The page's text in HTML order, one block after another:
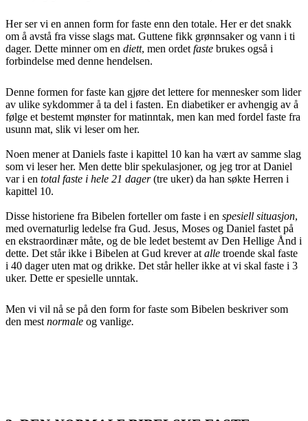
Her ser vi en annen form for faste enn den totale. Her er det snakk
om å avstå fra visse slags mat. Guttene fikk grønnsaker og vann i ti
dager. Dette minner om en diett, men ordetfaste brukes også i
forbindelse med denne hendelsen.
Denne formen for faste kan gjøre det lettere for mennesker som lider
av ulike sykdommer å ta del i fasten. En diabetiker er avhengig av å
følge et bestemt mønster for matinntak, men kan med fordel faste fra
usunn mat, slik vi leser om her.
Noen mener at Daniels faste i kapittel 10 kan ha vært av samme slag
som vi leser her. Men dette blir spekulasjoner, og jeg tror at Daniel
var i en total faste i hele 21 dager(tre uker) da han søkte Herren i
kapittel 10.
Disse historiene fra Bibelen forteller om faste i en spesiell situasjon,
med overnaturlig ledelse fra Gud. Jesus, Moses og Daniel fastet på
en ekstraordinær måte, og de ble ledet bestemt av Den Hellige Ånd i
dette. Det står ikke i Bibelen at Gud krever at alle troende skal faste
i 40 dager uten mat og drikke. Det står heller ikke at vi skal faste i 3
uker. Dette er spesielle unntak.
Men vi vil nå se på den form for faste som Bibelen beskriver som
den mest normale og vanlige.